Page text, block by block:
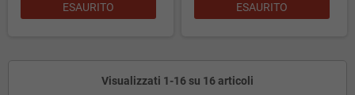
ESAURITO
ESAURITO
Visualizzati 1-16 su 16 articoli